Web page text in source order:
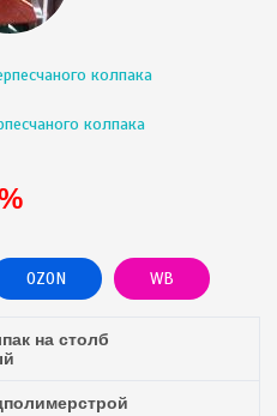
колпака
колпака
9,
Чебоксарская
215-
OZON WB
на столб